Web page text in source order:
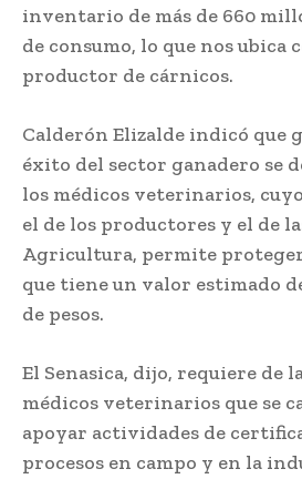
inventario de más de 660
de consumo, lo que nos ubica
productor de cárnicos.
Calderón Elizalde indicó que
éxito del sector ganadero se
los médicos veterinarios,
el de los productores y el de
Agricultura, permite
que tiene un valor estimado
de pesos.
El Senasica, dijo, requiere de
médicos veterinarios que se
apoyar actividades de
procesos en campo y en la